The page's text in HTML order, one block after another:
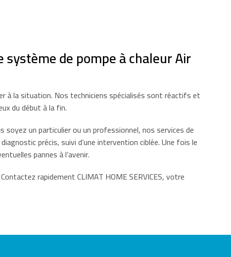
de pompe à chaleur Air
à la situation. Nos techniciens spécialisés sont réactifs et
du début à la fin.
soyez un particulier ou un professionnel, nos services de
précis, suivi d’une intervention ciblée. Une fois le
pannes à l’avenir.
rapidement CLIMAT HOME SERVICES, votre